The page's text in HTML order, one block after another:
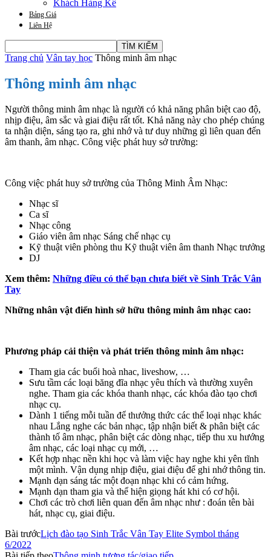
Khách Hàng Kể
Bảng Giá
Liên Hệ
Trang chủ Vân tay học Thông minh âm nhạc
Thông minh âm nhạc
Người thông minh âm nhạc là người có khả năng phân biệt cao độ,
nhịp điệu, âm sắc và giai điệu rất tốt. Khả năng này cho phép chúng
ta nhận diện, sáng tạo ra, ghi nhớ và tư duy những gì liên quan đến
âm thanh, âm nhạc. Công việc phát huy sở trường:
Công việc phát huy sở trường của Thông Minh Âm Nhạc:
Nhạc sĩ
Ca sĩ
Nhạc công
Giáo viên âm nhạc Sáng chế nhạc cụ
Kỹ thuật viên phòng thu Kỹ thuật viên âm thanh Nhạc trưởng
DJ
Xem thêm: Những điều có thể bạn chưa biết về Sinh Trắc Vân
Tay
Những nhân vật điển hình sở hữu thông minh âm nhạc cao:
Phương pháp cải thiện và phát triển thông minh âm nhạc:
Tham gia các buổi hoà nhac, liveshow, …
Sưu tầm các loại băng đĩa nhạc yêu thích và thường xuyên
nghe. Tham gia các khóa thanh nhạc, các khóa đào tạo chơi
nhạc cụ.
Dành 1 tiếng mỗi tuần để thưởng thức các thể loại nhạc khác
nhau Lắng nghe các bản nhạc, tập nhận biết & phân biệt các
thành tố âm nhạc, phân biệt các dòng nhạc, tiếp thu xu hướng
âm nhạc, các loại nhạc cụ mới, …
Kết hợp nhạc nền khi học và làm việc hay nghe khi yên tĩnh
một mình. Vận dụng nhịp điệu, giai điệu để ghi nhớ thông tin.
Mạnh dạn sáng tác một đoạn nhạc khi có cảm hứng.
Mạnh dạn tham gia và thể hiện giọng hát khi có cơ hội.
Chơi các trò chơi liên quan đến âm nhạc như : đoán tên bài
hát, nhạc cụ, giai điệu.
Bài trướcLịch đào tạo Sinh Trắc Vân Tay Elite Symbol tháng
6/2022